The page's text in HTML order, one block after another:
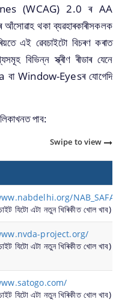
and its sub-
Portal. This
of the sub
their respective
আবেদন
(WCAG) 2.0 ৰ AA
আঁসো‌ৱাহ থকা ব্য‌ৱহাৰকাৰীসকলক
এই ‌ৱেবচাইটো বিচৰণ কৰাত
বিভিন্ন স্ক্ৰীণ ৰীডাৰ যেনে
Window-Eyesৰ যোগেদি
পাব:
Swipe to view
যিটো এটা নতুন খিৰিকীত খোল খাব)
project.org/
যিটো এটা নতুন খিৰিকীত খোল খাব)
যিটো এটা নতুন খিৰিকীত খোল খাব)